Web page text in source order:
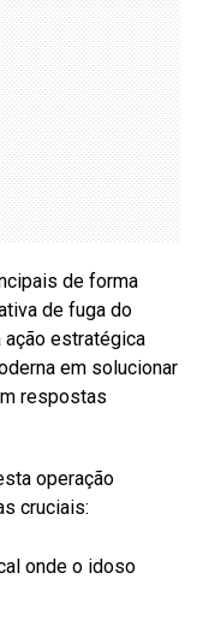
de forma
de fuga do
ação estratégica
em solucionar
respostas
operação
cruciais:
onde o idoso